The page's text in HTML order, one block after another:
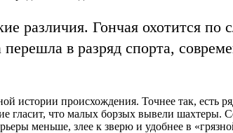
различия. Гончая охотится
перешла в разряд спорта,
истории происхождения. Точнее так, есть
гласит, что малых борзых вывели
меньше, злее к зверю и удобнее в